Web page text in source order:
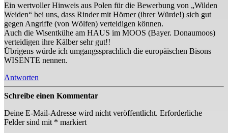
Ein wertvoller Hinweis aus Polen für die Bewerbung von „Wilden
Weiden“ bei uns, dass Rinder mit Hörner (ihrer Würde!) sich gut
gegen Angriffe (von Wölfen) verteidigen können.
Auch die Wisentkühe am HAUS im MOOS (Bayer. Donaumoos)
verteidigen ihre Kälber sehr gut!!
Übrigens würde ich umgangssprachlich die europäischen Bisons
WISENTE nennen.
Antworten
Schreibe einen Kommentar
Deine E-Mail-Adresse wird nicht veröffentlicht. Erforderliche
Felder sind mit * markiert